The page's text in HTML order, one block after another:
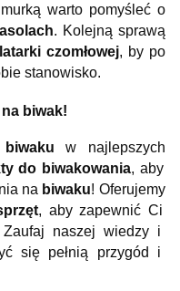
warto pomyśleć o
. Kolejną sprawą
latarki czomłowej, by po
stanowisko.
na biwak!
biwaku w naj lepszych
tydo biwakowania, aby
ia na biwaku! Oferujemy
zęt, abyzapewnić Ci
Zaufaj naszej wiedzy i
ćsię pełnią przygód i